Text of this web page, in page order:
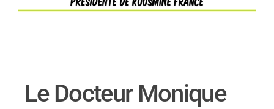
Le Docteur Monique